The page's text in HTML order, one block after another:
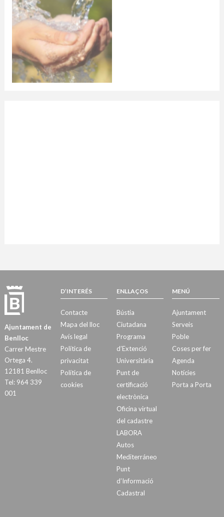
Ajuntament de
Benlloc
Carrer Mestre
Ortega 4.
12181 Benlloc
Tel: 964 339
001
D’INTERÉS
Contacte
Mapa del lloc
Avís legal
Política de
privacitat
Política de
cookies
ENLLAÇOS
Bústia
Ciutadana
Programa
d’Extenció
Universitària
Punt de
certificació
electrònica
Oficina virtual
del cadastre
LABORA
Autos
Mediterráneo
Punt
d’Informació
Cadastral
MENÚ
Ajuntament
Serveis
Poble
Coses per fer
Agenda
Notícies
Porta a Porta